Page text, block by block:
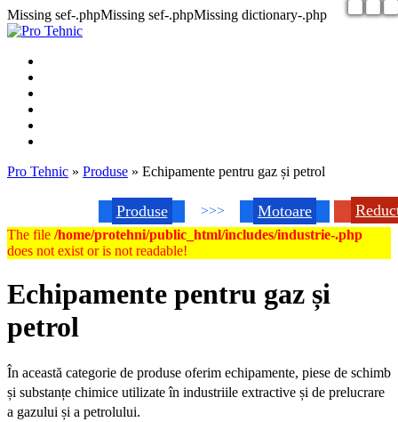
Missing sef-.phpMissing sef-.phpMissing dictionary-.php
Pro Tehnic » Produse » Echipamente pentru gaz și petrol
Produse >>> Motoare
The file /home/protehni/public_html/includes/industrie-.php
does not exist or is not readable!
Echipamente pentru gaz și
petrol
În această categorie de produse oferim echipamente, piese de schimb
și substanțe chimice utilizate în industriile extractive și de prelucrare
a gazului și a petrolului.